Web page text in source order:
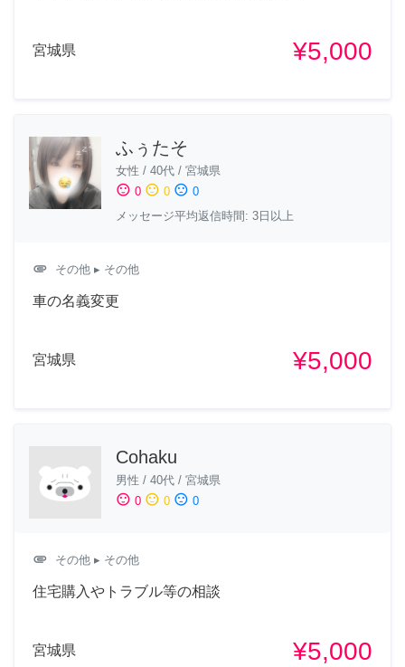
宮城県 ¥5,000
ふぅたそ
女性 / 40代 / 宮城県
sentiment_satisfied 0 sentiment_neutral 0 sentiment_dissatisfied 0
メッセージ平均返信時間: 3日以上
attachment その他 ▸ その他
車の名義変更
宮城県 ¥5,000
Cohaku
男性 / 40代 / 宮城県
sentiment_satisfied 0 sentiment_neutral 0 sentiment_dissatisfied 0
attachment その他 ▸ その他
住宅購入やトラブル等の相談
宮城県 ¥5,000